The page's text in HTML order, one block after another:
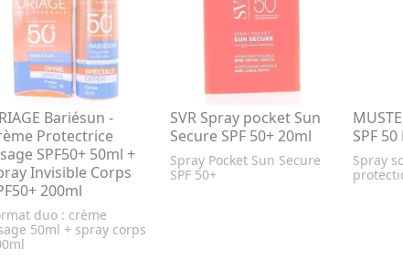
Bariésun -
Protectrice
SPF50+ 50ml +
Invisible Corps
200ml
duo : crème
50ml + spray corps
SVR Spray pocket Sun
Secure SPF 50+ 20ml
Spray Pocket Sun Secure
SPF 50+
SPF
Spray